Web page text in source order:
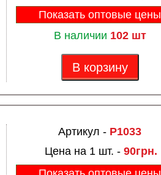
Показать оптовые цены
В наличии 102 шт
В корзину
Артикул - P1033
Цена на 1 шт. - 90грн.